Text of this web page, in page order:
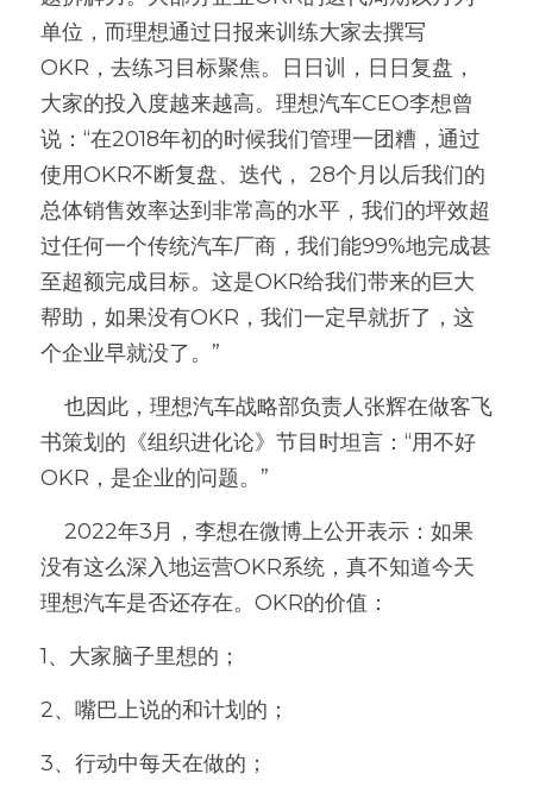
单位，而理想通过日报来训练大家去撰写
OKR，去练习目标聚焦。日日训，日日复盘，
大家的投入度越来越高。理想汽车CEO李想曾
说：“在2018年初的时候我们管理一团糟，通过
使用OKR不断复盘、迭代， 28个月以后我们的
总体销售效率达到非常高的水平，我们的坪效超
过任何一个传统汽车厂商，我们能99%地完成甚
至超额完成目标。这是OKR给我们带来的巨大
帮助，如果没有OKR，我们一定早就折了，这
个企业早就没了。”
书策划的《组织进化论》节目时坦言：“用不好
OKR，是企业的问题。”
没有这么深入地运营OKR系统，真不知道今天
理想汽车是否还存在。OKR的价值：
1、大家脑子里想的；
2、嘴巴上说的和计划的；
3、行动中每天在做的；